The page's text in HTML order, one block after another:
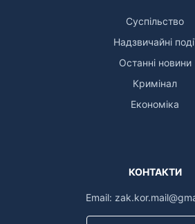
Суспільство
Надзвичайні
Останні новини
Кримінал
Економіка
КОНТАКТИ
Email: